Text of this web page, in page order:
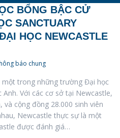
BỔNG BẬC CỬ
SANCTUARY
HỌC NEWCASTLE
báo chung
trong những trường Đại học
Với các cơ sở tại Newcastle,
và cộng đồng 28.000 sinh viên
Newcastle thực sự là một
được đánh giá…